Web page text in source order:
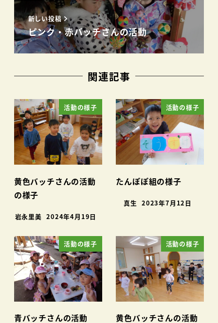
新しい投稿
ピンク・赤バッチさんの活動
関連記事
活動の様子
黄色バッチさんの活動
の様子
岩永里美 2024年4月19日
活動の様子
たんぽぽ組の様子
真生 2023年7月12日
活動の様子
青バッチさんの活動
活動の様子
黄色バッチさんの活動